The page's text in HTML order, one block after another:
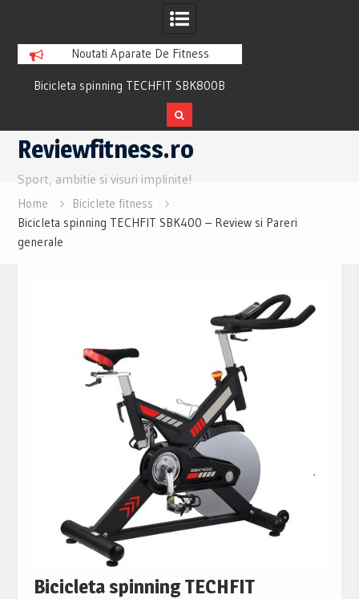
Noutati Aparate De Fitness
Bicicleta spinning TECHFIT SBK800B
Review si Pareri utile
Skip
content
Reviewfitness.ro
Sport, ambitie si visuri implinite!
Home
Biciclete fitness
Bicicleta spinning TECHFIT SBK400 – Review si Pareri
generale
Bicicleta spinning TECHFIT